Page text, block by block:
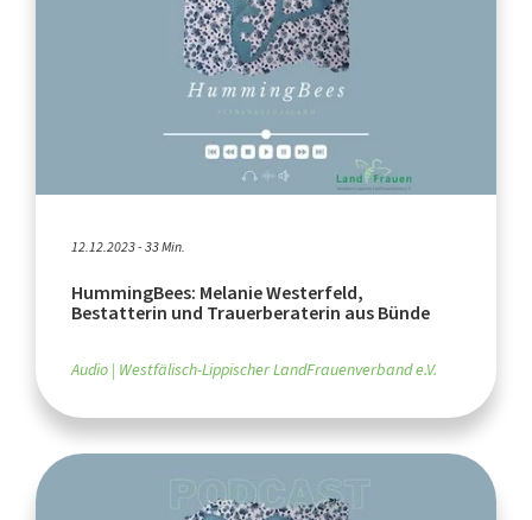
12.12.2023 - 33 Min.
HummingBees: Melanie Westerfeld,
Bestatterin und Trauerberaterin aus Bünde
Audio Westfälisch-Lippischer LandFrauenverband e.V.